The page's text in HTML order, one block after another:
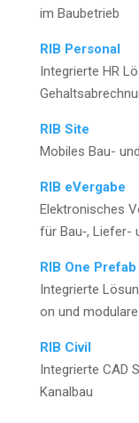
im Baubetrieb
RIB Per­so­nal
Inte­grier­te HR
RIB Site
Mobi­les Bau-
RIB eVer­ga­be
Elek­tro­ni­sches
für Bau‑, Lie­fer-
RIB One Pre­fab
Inte­grier­te
on und
RIB Civil
Inte­grier­te CAD
Kanalbau